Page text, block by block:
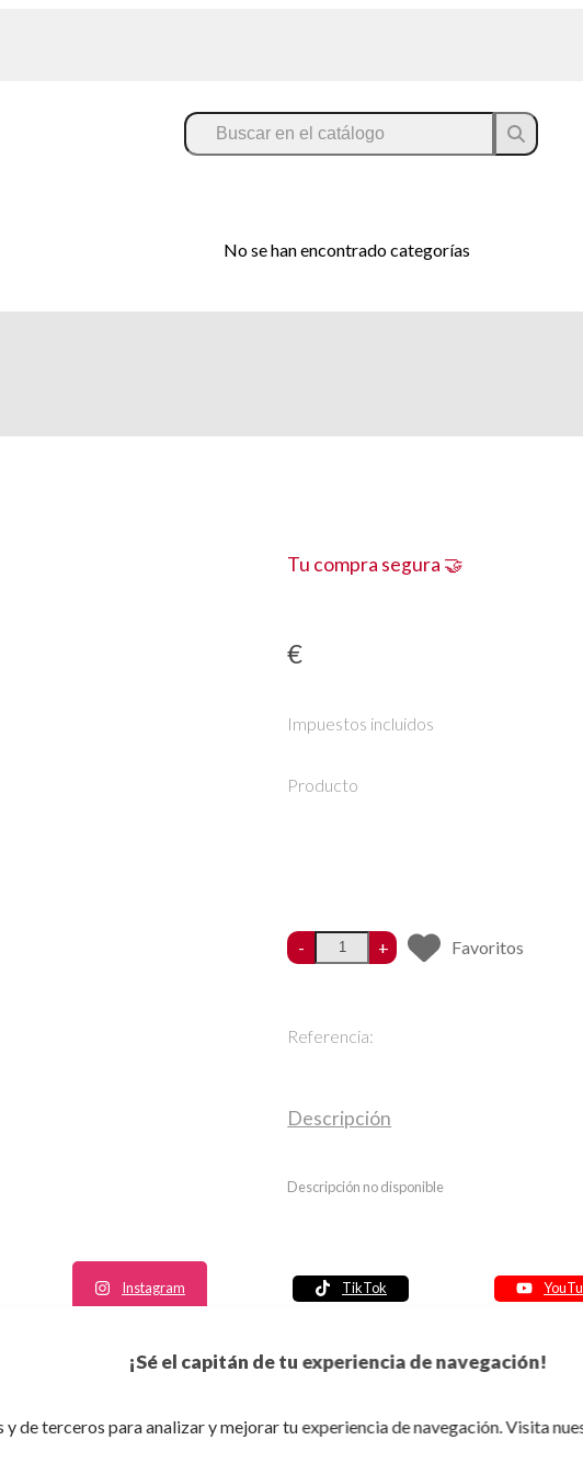
¡Sé el capitán de tu experiencia de navegación!
de terceros para analizar y mejorar tu experiencia de navegación. Visita
No se han encontrado categorías
Tu compra segura 🤝
€
Impuestos incluidos
Producto
- + Favoritos
Referencia:
Descripción
Descripción no disponible
Instagram TikTok
Política de seguridad